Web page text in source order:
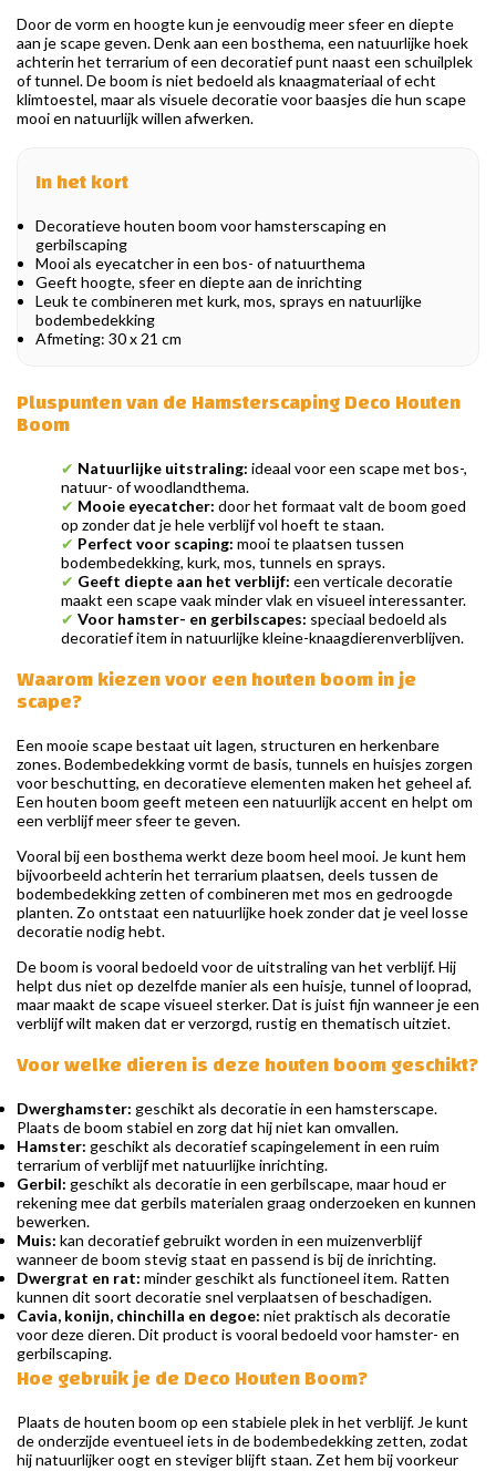
Door de vorm en hoogte kun je eenvoudig meer sfeer en diepte
aan je scape geven. Denk aan een bosthema, een natuurlijke hoek
achterin het terrarium of een decoratief punt naast een schuilplek
of tunnel. De boom is niet bedoeld als knaagmateriaal of echt
klimtoestel, maar als visuele decoratie voor baasjes die hun scape
mooi en natuurlijk willen afwerken.
In het kort
Decoratieve houten boom voor hamsterscaping en
gerbilscaping
Mooi als eyecatcher in een bos- of natuurthema
Geeft hoogte, sfeer en diepte aan de inrichting
Leuk te combineren met kurk, mos, sprays en natuurlijke
bodembedekking
Afmeting: 30 x 21 cm
Pluspunten van de Hamsterscaping Deco Houten
Boom
✔ Natuurlijke uitstraling: ideaal voor een scape met bos-,
natuur- of woodlandthema.
✔ Mooie eyecatcher: door het formaat valt de boom goed
op zonder dat je hele verblijf vol hoeft te staan.
✔ Perfect voor scaping: mooi te plaatsen tussen
bodembedekking, kurk, mos, tunnels en sprays.
✔ Geeft diepte aan het verblijf: een verticale decoratie
maakt een scape vaak minder vlak en visueel interessanter.
✔ Voor hamster- en gerbilscapes: speciaal bedoeld als
decoratief item in natuurlijke kleine-knaagdierenverblijven.
Waarom kiezen voor een houten boom in je
scape?
Een mooie scape bestaat uit lagen, structuren en herkenbare
zones. Bodembedekking vormt de basis, tunnels en huisjes zorgen
voor beschutting, en decoratieve elementen maken het geheel af.
Een houten boom geeft meteen een natuurlijk accent en helpt om
een verblijf meer sfeer te geven.
Vooral bij een bosthema werkt deze boom heel mooi. Je kunt hem
bijvoorbeeld achterin het terrarium plaatsen, deels tussen de
bodembedekking zetten of combineren met mos en gedroogde
planten. Zo ontstaat een natuurlijke hoek zonder dat je veel losse
decoratie nodig hebt.
De boom is vooral bedoeld voor de uitstraling van het verblijf. Hij
helpt dus niet op dezelfde manier als een huisje, tunnel of looprad,
maar maakt de scape visueel sterker. Dat is juist fijn wanneer je een
verblijf wilt maken dat er verzorgd, rustig en thematisch uitziet.
Voor welke dieren is deze houten boom geschikt?
Dwerghamster: geschikt als decoratie in een hamsterscape.
Plaats de boom stabiel en zorg dat hij niet kan omvallen.
Hamster: geschikt als decoratief scapingelement in een ruim
terrarium of verblijf met natuurlijke inrichting.
Gerbil: geschikt als decoratie in een gerbilscape, maar houd er
rekening mee dat gerbils materialen graag onderzoeken en kunnen
bewerken.
Muis: kan decoratief gebruikt worden in een muizenverblijf
wanneer de boom stevig staat en passend is bij de inrichting.
Dwergrat en rat: minder geschikt als functioneel item. Ratten
kunnen dit soort decoratie snel verplaatsen of beschadigen.
Cavia, konijn, chinchilla en degoe: niet praktisch als decoratie
voor deze dieren. Dit product is vooral bedoeld voor hamster- en
gerbilscaping.
Hoe gebruik je de Deco Houten Boom?
Plaats de houten boom op een stabiele plek in het verblijf. Je kunt
de onderzijde eventueel iets in de bodembedekking zetten, zodat
hij natuurlijker oogt en steviger blijft staan. Zet hem bij voorkeur